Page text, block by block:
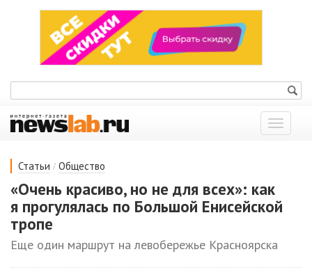
Показать
меню
Статьи / Общество
«Очень красиво, но не для всех»: как
я прогулялась по Большой Енисейской
тропе
Еще один маршрут на левобережье Красноярска